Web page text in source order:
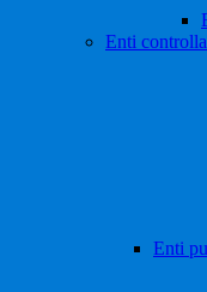
Enti
Enti